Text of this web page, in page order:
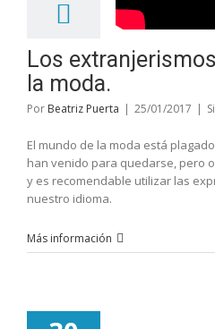
Los
la moda.
Por Beatriz Puerta 25/01/2017
El mundo de la moda está
han venido para quedarse, pero
y es recomendable utilizar las
nuestro idioma.
Más información